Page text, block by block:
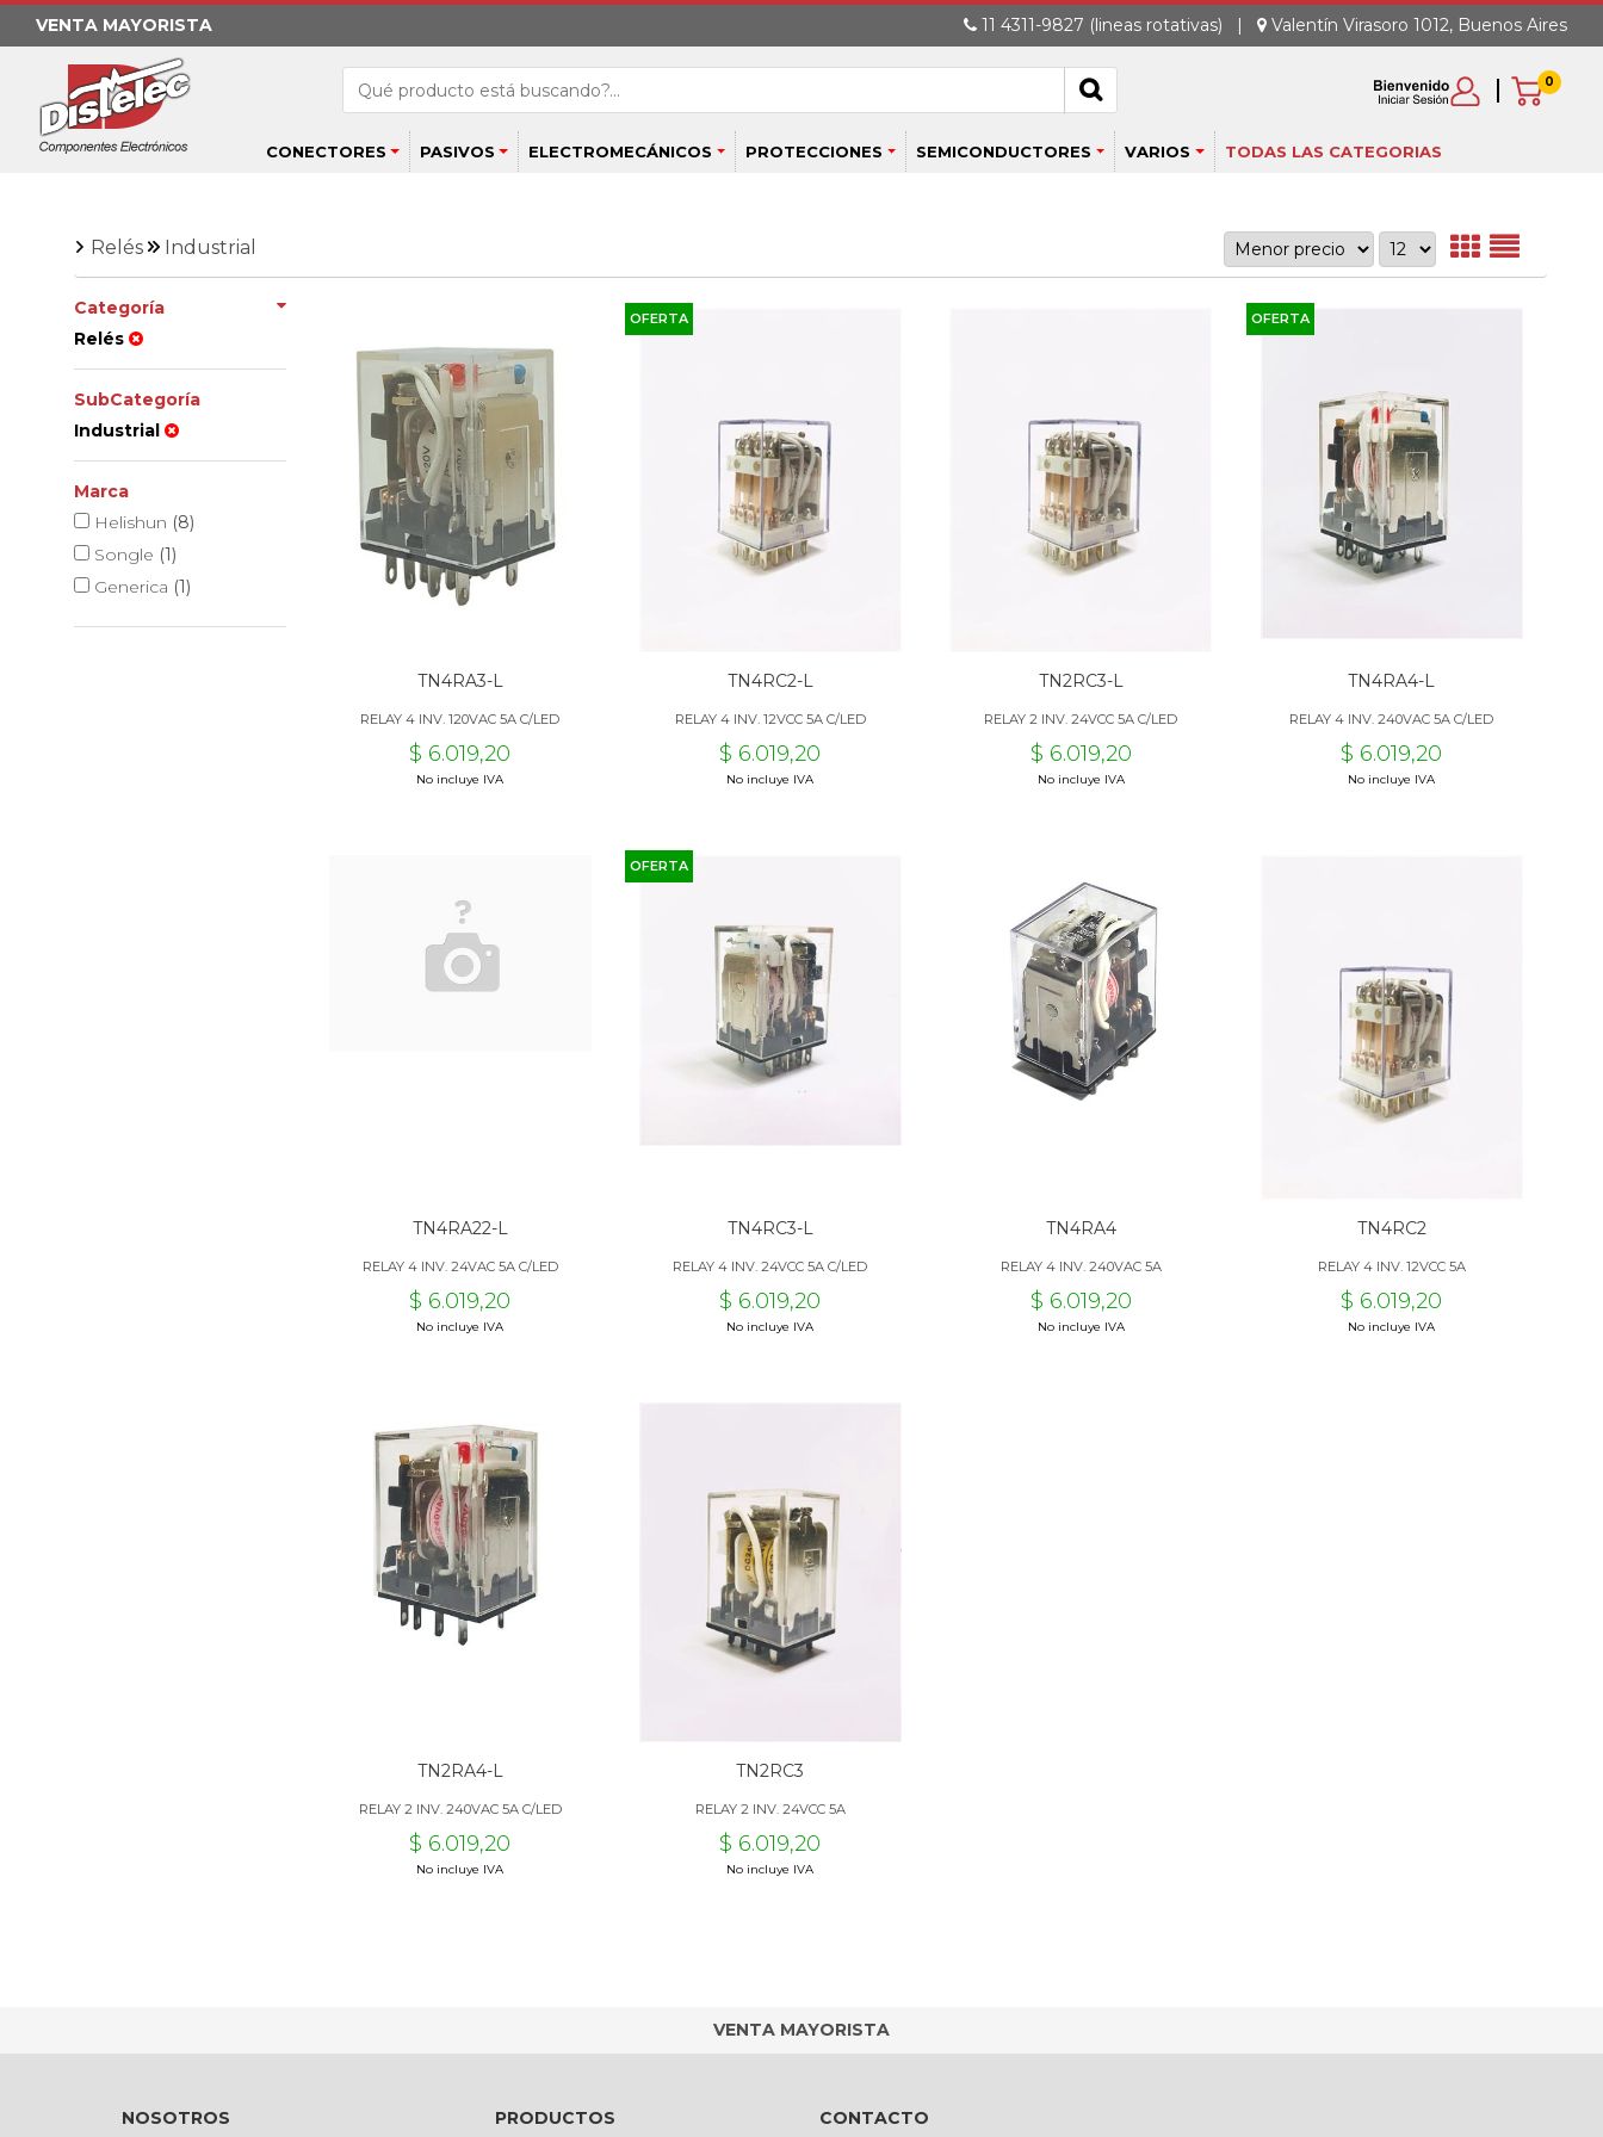
VENTA MAYORISTA 11 4311-9827 (lineas rotativas) | Valentín Virasoro 1012, Buenos Aires
0
CONECTORES PASIVOS ELECTROMECÁNICOS PROTECCIONES SEMICONDUCTORES VARIOS TODAS LAS CATEGORIAS
Relés Industrial
Categoría
Relés
SubCategoría
Industrial
Marca
Helishun (8)
Songle (1)
Generica (1)
TN4RA3-L
RELAY 4 INV. 120VAC 5A C/LED
$ 6.019,20
No incluye IVA
OFERTA
TN4RC2-L
RELAY 4 INV. 12VCC 5A C/LED
$ 6.019,20
No incluye IVA
TN2RC3-L
RELAY 2 INV. 24VCC 5A C/LED
$ 6.019,20
No incluye IVA
OFERTA
TN4RA4-L
RELAY 4 INV. 240VAC 5A C/LED
$ 6.019,20
No incluye IVA
TN4RA22-L
RELAY 4 INV. 24VAC 5A C/LED
$ 6.019,20
No incluye IVA
OFERTA
TN4RC3-L
RELAY 4 INV. 24VCC 5A C/LED
$ 6.019,20
No incluye IVA
TN4RA4
RELAY 4 INV. 240VAC 5A
$ 6.019,20
No incluye IVA
TN4RC2
RELAY 4 INV. 12VCC 5A
$ 6.019,20
No incluye IVA
TN2RA4-L
RELAY 2 INV. 240VAC 5A C/LED
$ 6.019,20
No incluye IVA
TN2RC3
RELAY 2 INV. 24VCC 5A
$ 6.019,20
No incluye IVA
VENTA MAYORISTA
NOSOTROS PRODUCTOS CONTACTO